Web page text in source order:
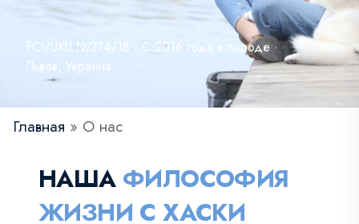
FCI/UKU №274/18 · С 2016 года в породе ·
Львов, Украина
Главная » О нас
НАША ФИЛОСОФИЯ
ЖИЗНИ С ХАСКИ